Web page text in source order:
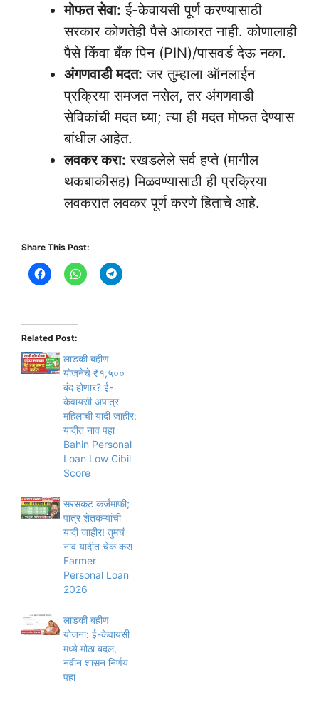
मोफत सेवा: ई-केवायसी पूर्ण करण्यासाठी
सरकार कोणतेही पैसे आकारत नाही. कोणालाही
पैसे किंवा बँक पिन (PIN)/पासवर्ड देऊ नका.
अंगणवाडी मदत: जर तुम्हाला ऑनलाईन
प्रक्रिया समजत नसेल, तर अंगणवाडी
सेविकांची मदत घ्या; त्या ही मदत मोफत देण्यास
बांधील आहेत.
लवकर करा: रखडलेले सर्व हप्ते (मागील
थकबाकीसह) मिळवण्यासाठी ही प्रक्रिया
लवकरात लवकर पूर्ण करणे हिताचे आहे.
Share This Post:
Related Post:
लाडकी बहीण
योजनेचे ₹१,५००
बंद होणार? ई-
केवायसी अपात्र
महिलांची यादी जाहीर;
यादीत नाव पहा
Bahin Personal
Loan Low Cibil
Score
सरसकट कर्जमाफी;
पात्र शेतकऱ्यांची
यादी जाहीर! तुमचं
नाव यादीत चेक करा
Farmer
Personal Loan
2026
लाडकी बहीण
योजना: ई-केवायसी
मध्ये मोठा बदल,
नवीन शासन निर्णय
पहा